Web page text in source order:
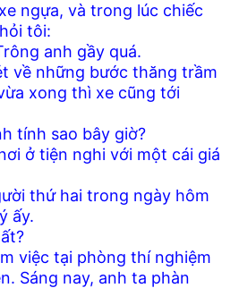
ngựa, và trong lúc chiếc
tôi:
anh gầy quá.
về những bước thăng trầm
xong thì xe cũng tới
tính sao bây giờ?
ở tiện nghi với một cái giá
thứ hai trong ngày hôm
ấy.
việc tại phòng thí nghiệm
Sáng nay, anh ta phàn